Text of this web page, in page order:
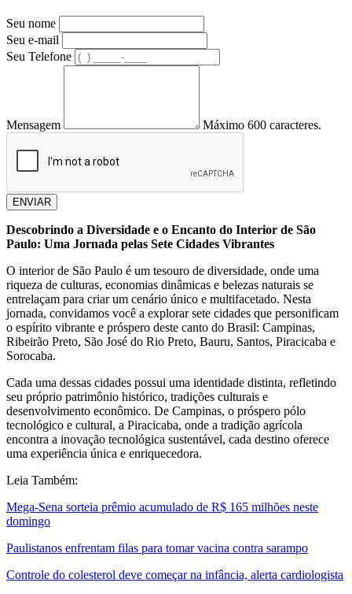
Seu nome
Seu e-mail
Seu Telefone
Mensagem Máximo 600 caracteres.
ENVIAR
Descobrindo a Diversidade e o Encanto do Interior de São
Paulo: Uma Jornada pelas Sete Cidades Vibrantes
O interior de São Paulo é um tesouro de diversidade, onde uma
riqueza de culturas, economias dinâmicas e belezas naturais se
entrelaçam para criar um cenário único e multifacetado. Nesta
jornada, convidamos você a explorar sete cidades que personificam
o espírito vibrante e próspero deste canto do Brasil: Campinas,
Ribeirão Preto, São José do Rio Preto, Bauru, Santos, Piracicaba e
Sorocaba.
Cada uma dessas cidades possui uma identidade distinta, refletindo
seu próprio patrimônio histórico, tradições culturais e
desenvolvimento econômico. De Campinas, o próspero pólo
tecnológico e cultural, a Piracicaba, onde a tradição agrícola
encontra a inovação tecnológica sustentável, cada destino oferece
uma experiência única e enriquecedora.
Leia Também:
Mega-Sena sorteia prêmio acumulado de R$ 165 milhões neste
domingo
Paulistanos enfrentam filas para tomar vacina contra sarampo
Controle do colesterol deve começar na infância, alerta cardiologista